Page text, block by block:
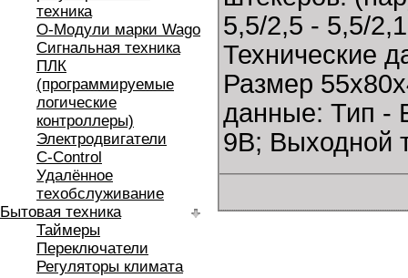
техника
O-Модули марки Wago
Сигнальная техника
ПЛК
(программируемые
логические
контроллеры)
Электродвигатели
C-Control
Удалённое
техобслуживание
Бытовая техника
Таймеры
Переключатели
Регуляторы климата
5,5/2,5 - 5,5/
Технические
Размер
данные: Тип -
9B; Выходной